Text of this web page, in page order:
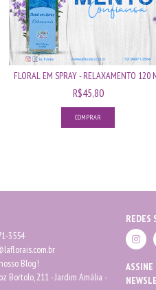
FLORAL EM SPRAY - RELAXAMENTO 120
R$45,80
3554
Blog!
Bortolo, 211 - Jardim Amália -
REDES
ASSINE